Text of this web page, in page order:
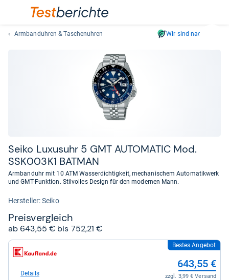
sich
Armbanduhren & Taschenuhren Wir sind nachhaltig
Seiko Luxu­suhr 5 GMT AUTO­MA­TIC Mod.
SSK003K1 BAT­MAN
Armbanduhr mit 10 ATM Wasserdichtigkeit, mechanischem Automatikwerk
und GMT-Funktion. Stilvolles Design für den modernen Mann.
Her­stel­ler: Seiko
Preis­ver­gleich
ab 643,55 € bis 752,21 €
zum
Shop:
Kaufland
Bestes Angebot
643,55 €
zzgl. 3,99 € Versand
Details